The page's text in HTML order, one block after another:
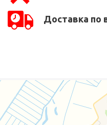
Доставка по